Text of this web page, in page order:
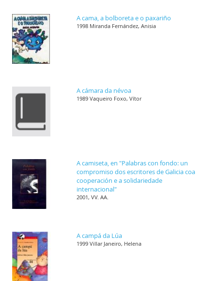
A cama, a bolboreta e o paxariño
1998 Miranda Fernández, Anisia
A cámara da névoa
1989 Vaqueiro Foxo, Vítor
A camiseta, en "Palabras con fondo: un
compromiso dos escritores de Galicia coa
cooperación e a solidariedade
internacional"
2001, VV. AA.
A campá da Lúa
1999 Villar Janeiro, Helena